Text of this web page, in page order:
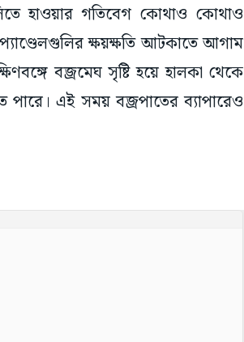
হাওয়ার গতিবেগ কোথাও কোথাও
ক্ষয়ক্ষতি আটকাতে আগাম
বজ্রমেঘ সৃষ্টি হয়ে হালকা থেকে
পারে। এই সময় বজ্রপাতের ব্যাপারেও